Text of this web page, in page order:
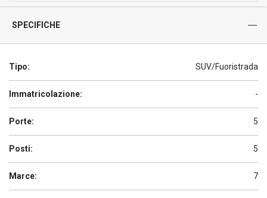
SPECIFICHE
Tipo: SUV/Fuoristrada
Immatricolazione: -
Porte: 5
Posti: 5
Marce: 7